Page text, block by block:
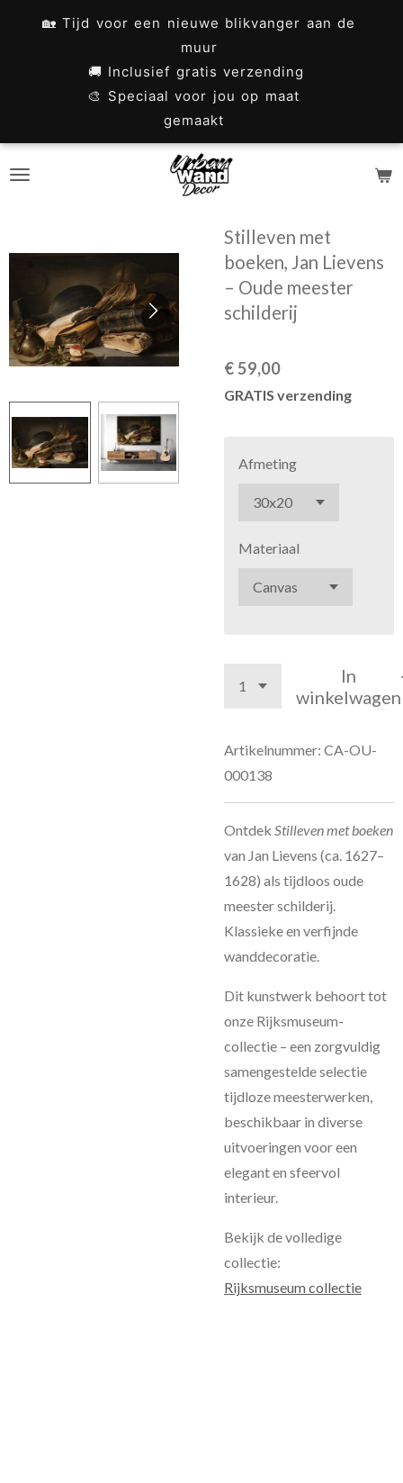
🏡 Tijd voor een nieuwe blikvanger aan de
muur
🚚 Inclusief gratis verzending
🎨 Speciaal voor jou op maat
gemaakt
Stilleven met
boeken, Jan Lievens
– Oude meester
schilderij
€ 59,00
GRATIS verzending
Afmeting
Materiaal
In
winkelwagen
Artikelnummer: CA-OU-
000138
Ontdek Stilleven met boeken
van Jan Lievens (ca. 1627–
1628) als tijdloos oude
meester schilderij.
Klassieke en verfijnde
wanddecoratie.
Dit kunstwerk behoort tot
onze Rijksmuseum-
collectie – een zorgvuldig
samengestelde selectie
tijdloze meesterwerken,
beschikbaar in diverse
uitvoeringen voor een
elegant en sfeervol
interieur.
Bekijk de volledige
collectie:
Rijksmuseum collectie